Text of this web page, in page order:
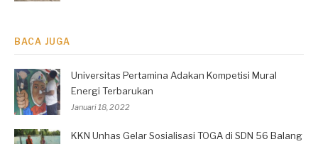
BACA JUGA
Universitas Pertamina Adakan Kompetisi Mural
Energi Terbarukan
Januari 18, 2022
KKN Unhas Gelar Sosialisasi TOGA di SDN 56 Balang